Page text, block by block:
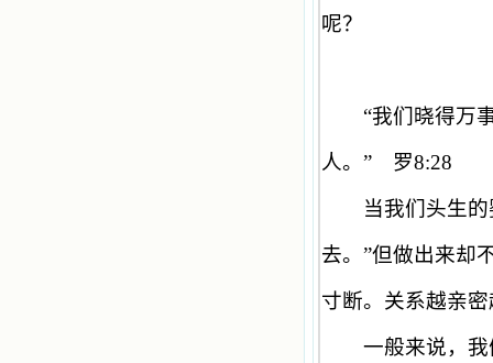
呢？
“我们晓得万
人。 ” 罗8:28
当我们头生的
去。 ”但做出来却
寸断。关系越亲
一般来说，我